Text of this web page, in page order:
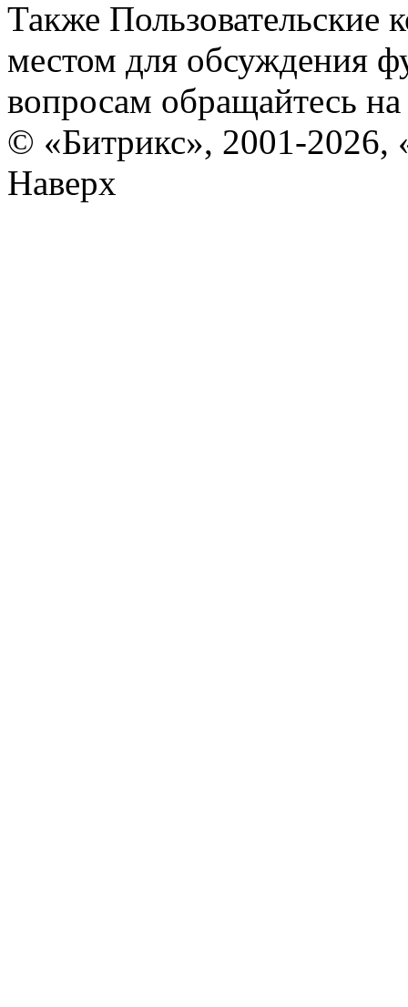
Также Пользовательские
местом для обсуждения
вопросам обращайтесь
© «Битрикс», 2001-2026,
Наверх